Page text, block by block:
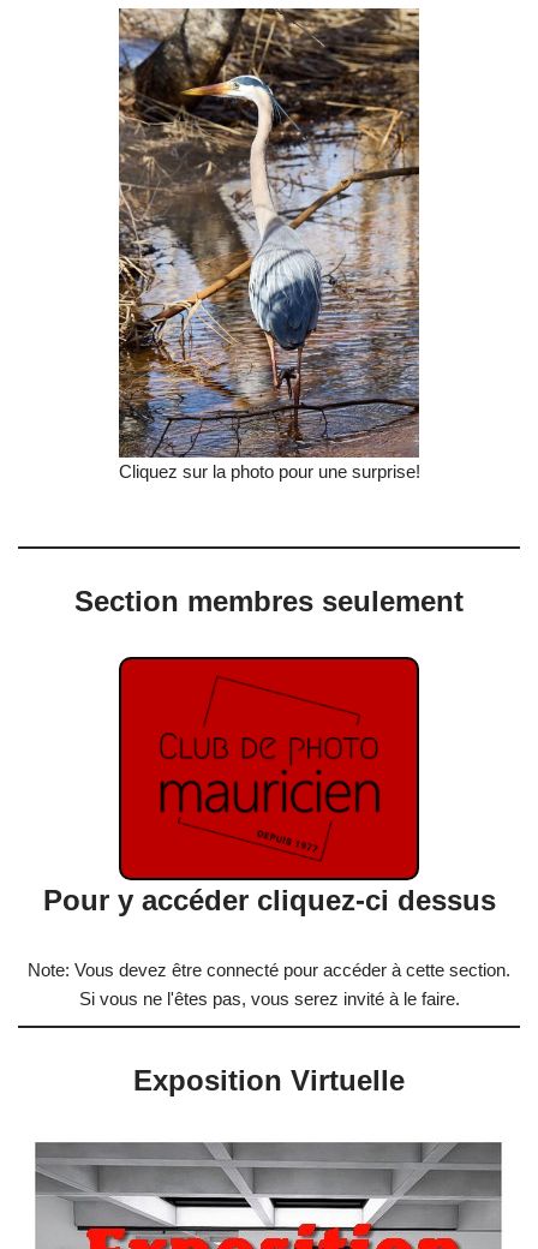
Cliquez sur la photo pour une surprise!
Section membres seulement
Pour y accéder cliquez-ci dessus
Note: Vous devez être connecté pour accéder à cette section.
Si vous ne l'êtes pas, vous serez invité à le faire.
Exposition Virtuelle